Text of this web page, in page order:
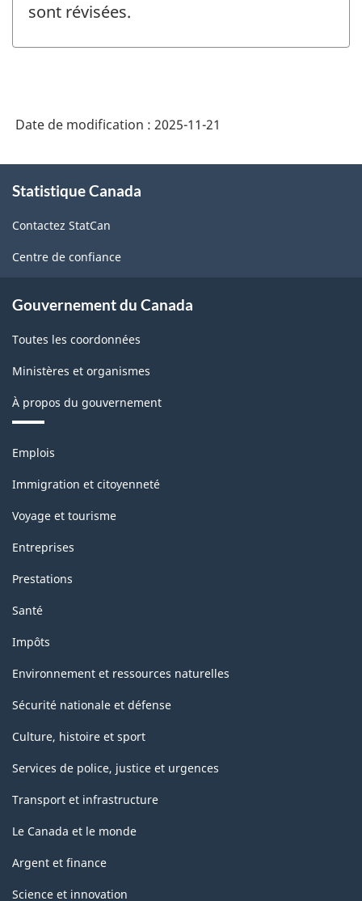
sont révisées.
Date de modification : 2025-11-21
propos
ce
site
Statistique Canada
Contactez StatCan
Centre de confiance
Gouvernement du Canada
Toutes les coordonnées
Ministères et organismes
À propos du gouvernement
Thèmes
sujets
Emplois
Immigration et citoyenneté
Voyage et tourisme
Entreprises
Prestations
Santé
Impôts
Environnement et ressources naturelles
Sécurité nationale et défense
Culture, histoire et sport
Services de police, justice et urgences
Transport et infrastructure
Le Canada et le monde
Argent et finance
Science et innovation